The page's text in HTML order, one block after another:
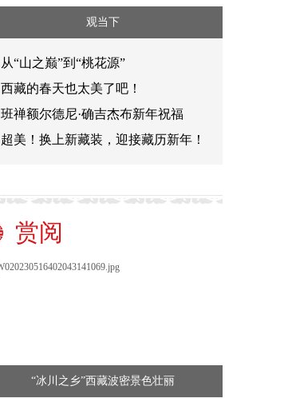
观当下
从“山之巅”到“桃花源”
西藏的春天也太美了吧！
班禅额尔德尼·确吉杰布新年祝福
超美！换上新藏装，迎接藏历新年！
赏阅
“冰川之乡”西藏波密景色壮丽